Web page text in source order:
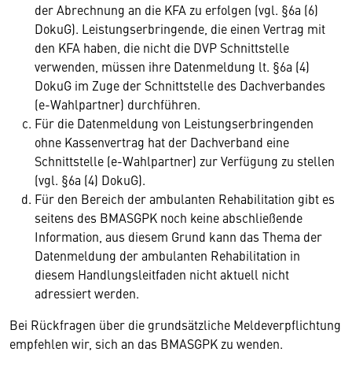
der Abrechnung an die KFA zu erfolgen (vgl. §6a (6)
DokuG). Leistungserbringende, die einen Vertrag mit
den KFA haben, die nicht die DVP Schnittstelle
verwenden, müssen ihre Datenmeldung lt. §6a (4)
DokuG im Zuge der Schnittstelle des Dachverbandes
(e-Wahlpartner) durchführen.
Für die Datenmeldung von Leistungserbringenden
ohne Kassenvertrag hat der Dachverband eine
Schnittstelle (e-Wahlpartner) zur Verfügung zu stellen
(vgl. §6a (4) DokuG).
Für den Bereich der ambulanten Rehabilitation gibt es
seitens des BMASGPK noch keine abschließende
Information, aus diesem Grund kann das Thema der
Datenmeldung der ambulanten Rehabilitation in
diesem Handlungsleitfaden nicht aktuell nicht
adressiert werden.
Bei Rückfragen über die grundsätzliche Meldeverpflichtung
empfehlen wir, sich an das BMASGPK zu wenden.